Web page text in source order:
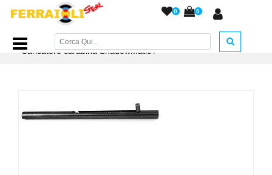
0 0
Home Page/RICAMBI/Caricatori per Co2 e AC/
Caricatore carabina ShadowMatic/